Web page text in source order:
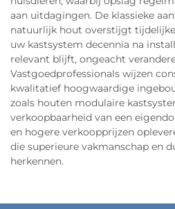
aan uitdagingen. De klassieke
natuurlijk hout overstijgt
uw kastsystem decennia na
relevant blijft, ongeacht
Vastgoedprofessionals wijzen
kwalitatief hoogwaardige
zoals houten modulaire
verkoopbaarheid van een
en hogere verkoopprijzen
die superieure vakmanschap en
herkennen.